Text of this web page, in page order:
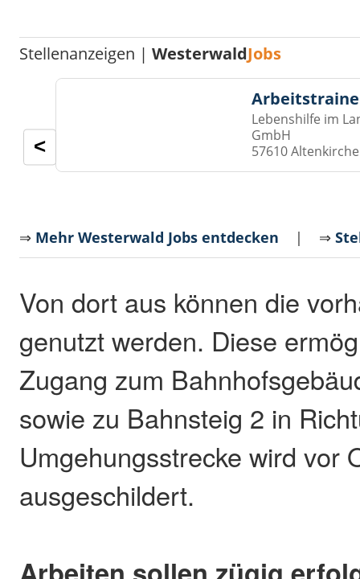
Stellenanzeigen |WesterwaldJobs
Lebenshilfe im
GmbH
57610
<
⇒ Mehr Westerwald Jobs entdecken | ⇒
Von dort aus können die
genutzt werden. Diese
Zugang zum
sowie zu Bahnsteig 2 in
Umgehungsstrecke wird vor
ausgeschildert.